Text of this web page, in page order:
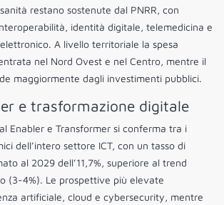
restano sostenute dal PNRR, con
identità digitale, telemedicina e
A livello territoriale la spesa
nel Nord Ovest e nel Centro, mentre il
maggiormente dagli investimenti pubblici.
e trasformazione digitale
Enabler e Transformer si conferma tra i
dell’intero settore ICT, con un tasso di
al 2029 dell’11,7%, superiore al trend
(3-4%). Le prospettive più elevate
artificiale, cloud e cybersecurity, mentre